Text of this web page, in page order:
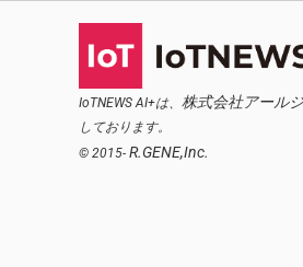
IoTNEWS AI+は、 株式会社アール
しております。
© 2015- R.GENE,Inc.